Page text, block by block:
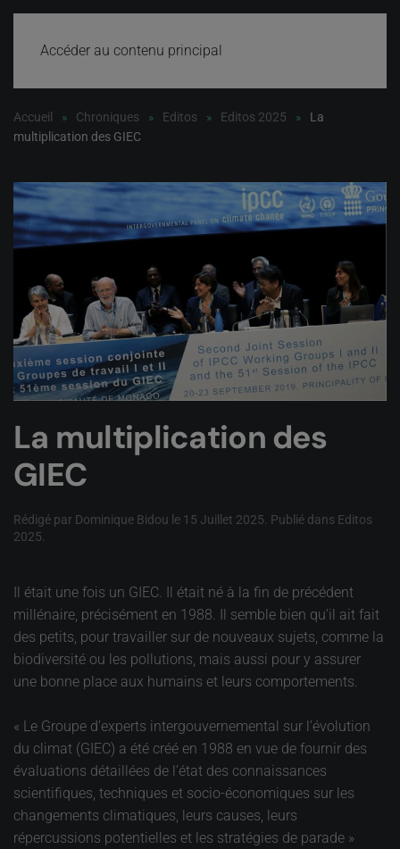
Accéder au contenu principal
Accueil Chroniques Editos Editos 2025
La
multiplication des GIEC
La multiplication des
GIEC
Rédigé par Dominique Bidou le 15 Juillet 2025 . Publié dans Editos
2025
Il était une fois un GIEC. Il était né à la fin de précédent
millénaire, précisément en 1988. Il semble bien qu’il ait fait
des petits, pour travailler sur de nouveaux sujets, comme la
biodiversité ou les pollutions, mais aussi pour y assurer
une bonne place aux humains et leurs comportements.
« Le Groupe d’experts intergouvernemental sur l’évolution
du climat (GIEC) a été créé en 1988 en vue de fournir des
évaluations détaillées de l’état des connaissances
scientifiques, techniques et socio-économiques sur les
changements climatiques, leurs causes, leurs
répercussions potentielles et les stratégies de parade »